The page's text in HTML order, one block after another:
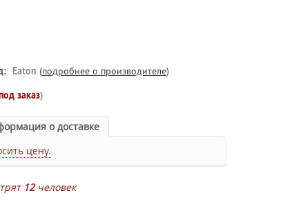
Eaton (подробнее о производителе)
заказ)
о доставке
цену.
12человек